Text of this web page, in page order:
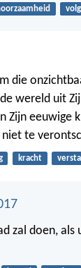
die
wereld uit
Zijn eeuwige
te
kracht
zal doen, als